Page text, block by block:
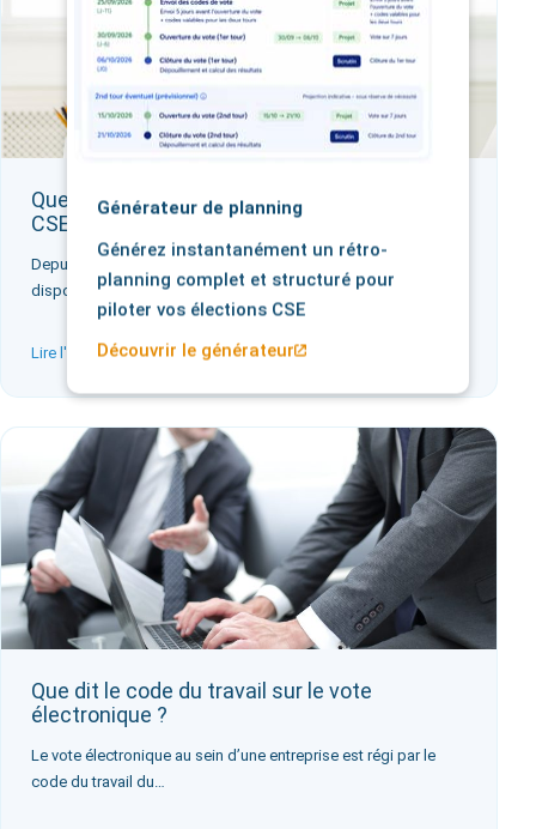
Quel est la durée de mandant des élus du
CSE ?
Depuis la date du 1er janvier 2020, et afin d’appliquer les
dispositifs légaux indiqués dans…
Lire l'article
Que dit le code du travail sur le vote
électronique ?
Le vote électronique au sein d’une entreprise est régi par le
code du travail du…
Générateur de planning
Générez instantanément un rétro-
planning complet et structuré pour
piloter vos élections CSE
Découvrir le générateur